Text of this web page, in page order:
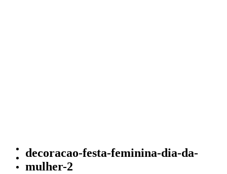
decoracao-festa-feminina-dia-da-
mulher-2